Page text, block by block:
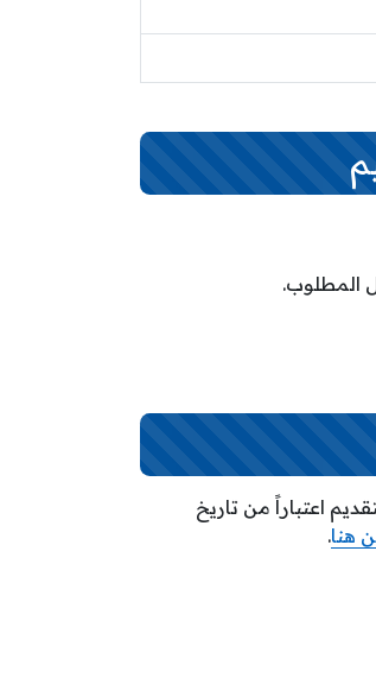
اعتباراً من تاريخ
هنا.